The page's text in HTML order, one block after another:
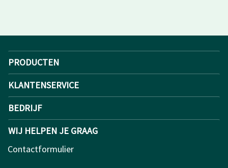
PRODUCTEN
KLANTENSERVICE
BEDRIJF
WIJ HELPEN JE GRAAG
Contactformulier